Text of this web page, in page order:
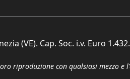
(VE). Cap. Soc. i.v. Euro
riproduzione con qualsiasi mezzo e